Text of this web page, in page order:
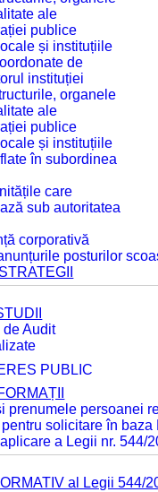
ale
publice
și instituțiile
de
instituției
organele
ale
publice
și instituțiile
în subordinea
care
sub autoritatea
corporativă
posturilor
de Audit
PUBLIC
prenumele persoanei
solicitare în baza
a Legii nr. 544/
al Legii 544/